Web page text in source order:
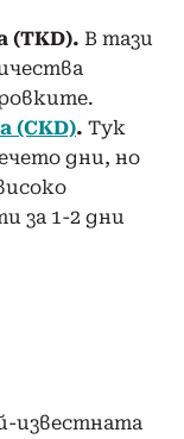
(TKD). В тази
(CKD). Тук
дни, но
за 1-2 дни
известната